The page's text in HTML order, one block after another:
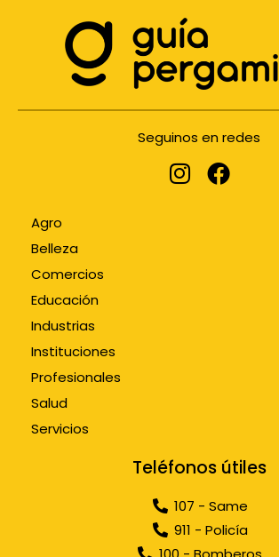
Seguinos en redes
Agro
Belleza
Comercios
Educación
Industrias
Instituciones
Profesionales
Salud
Servicios
Teléfonos útiles
107 - Same
911 - Policía